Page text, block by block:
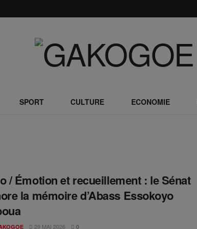
SPORT CULTURE ECONOMIE
/ Émotion et recueillement : le Sénat
la mémoire d’Abass Essokoyo
29 MAI 2026 0